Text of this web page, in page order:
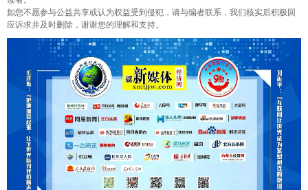
如您不愿参与公益共享或认为权益受到侵犯，请与编者联系，我们核实后积极回
应诉求并及时删除，谢谢您的理解和支持。